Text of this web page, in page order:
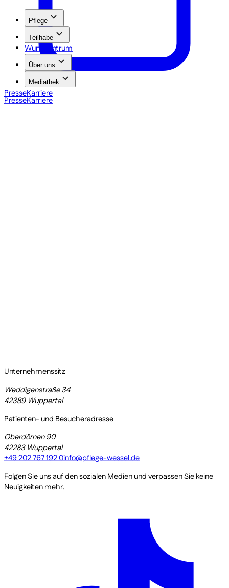
PresseKarriere
Pflege
Teilhabe
Wundzentrum
Über uns
Mediathek
PresseKarriere
Unternehmenssitz
Weddigenstraße 34
42389 Wuppertal
Patienten- und Besucheradresse
Oberdörnen 90
42283 Wuppertal
+49 202 767 192 0info@pflege-wessel.de
Folgen Sie uns auf den sozialen Medien und verpassen Sie keine
Neuigkeiten mehr.